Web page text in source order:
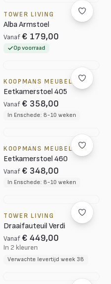
TOWER LIVING
Alba Armstoel
Vanaf € 179,00
Op voorraad
KOOPMANS MEUBELEN
Eetkamerstoel 405
Vanaf € 358,00
In Enschede: 8-10 weken
KOOPMANS MEUBELEN
Eetkamerstoel 460
Vanaf € 348,00
In Enschede: 8-10 weken
TOWER LIVING
Draaifauteuil Verdi
Vanaf € 449,00
In 2 kleuren
Verwachte levertijd week 38